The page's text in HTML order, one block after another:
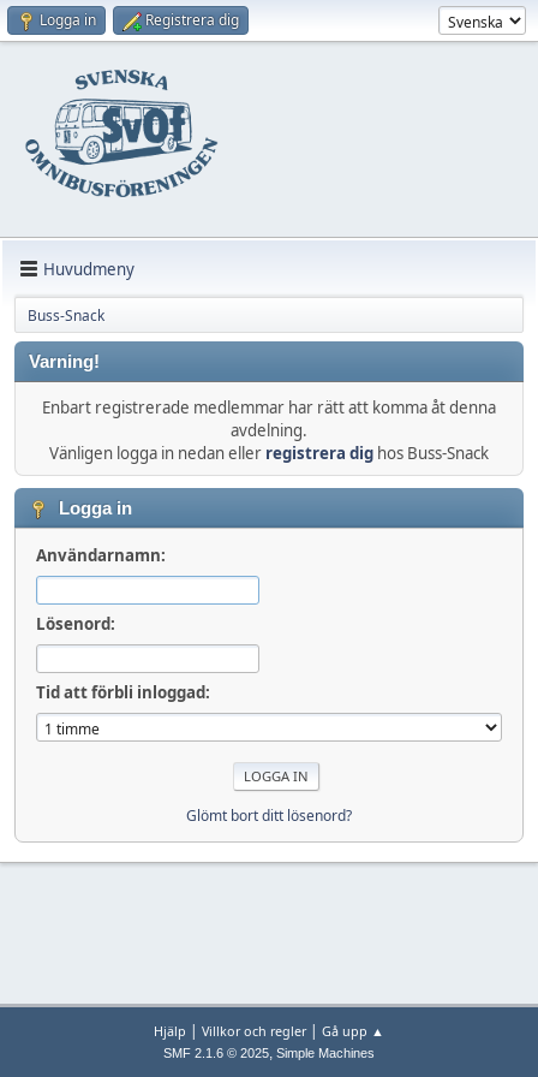
Logga in Registrera dig
Huvudmeny
Buss-Snack
Varning!
Enbart registrerade medlemmar har rätt att komma åt denna
avdelning.
Vänligen logga in nedan eller registrera dig hos Buss-Snack
Logga in
Användarnamn:
Lösenord:
Tid att förbli inloggad:
Glömt bort ditt lösenord?
Hjälp | Villkor och regler| Gå upp ▲
SMF 2.1.6 © 2025, Simple Machines